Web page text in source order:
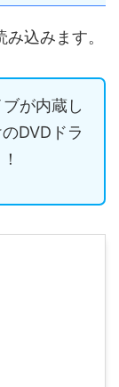
込みます。
が内蔵し
DVDドラ